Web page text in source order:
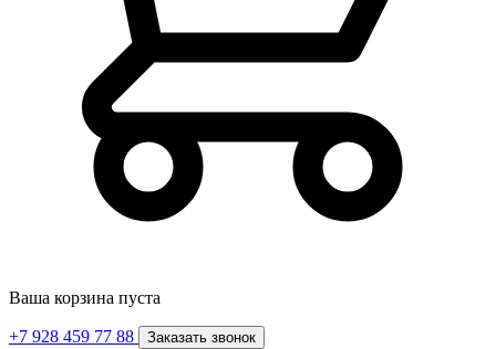
Ваша корзина пуста
+7 928 459 77 88 Заказать звонок